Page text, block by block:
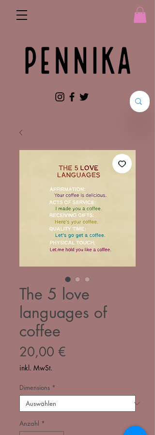
The 5 love
languages of
coffee
20,00 €
inkl. MwSt.
Dimensions *
Anzahl *